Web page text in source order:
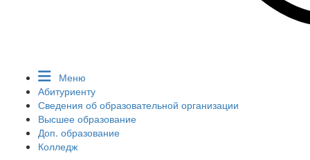
Меню
Абитуриенту
Сведения об образовательной организации
Высшее образование
Доп. образование
Колледж